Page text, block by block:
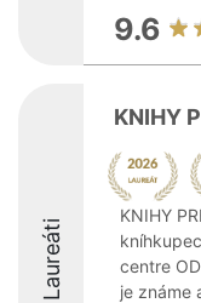
9.6
Laureáti
KNIHY
KNIHY
centre
je známe